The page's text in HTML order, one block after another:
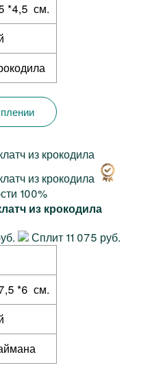
*4,5 см.
100%
из крокодила
Сплит 11 075 руб.
*6 см.